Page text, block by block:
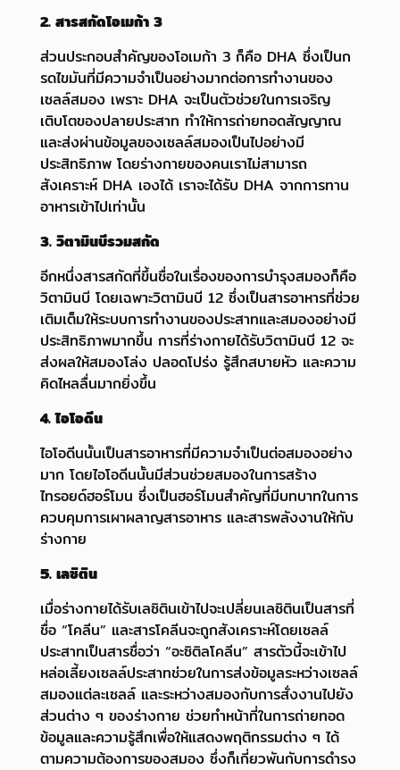
2. สารสกัดโอเมก้า 3
ส่วนประกอบสำคัญของโอเมก้า 3 ก็คือ DHA ซึ่งเป็นก
รดไขมันที่มีความจำเป็นอย่างมากต่อการทำงานของ
เซลล์สมอง เพราะ DHA จะเป็นตัวช่วยในการเจริญ
เติบโตของปลายประสาท ทำให้การถ่ายทอดสัญญาณ
และส่งผ่านข้อมูลของเซลล์สมองเป็นไปอย่างมี
ประสิทธิภาพ โดยร่างกายของคนเราไม่สามารถ
สังเคราะห์ DHA เองได้ เราจะได้รับ DHA จากการทาน
อาหารเข้าไปเท่านั้น
3. วิตามินบีรวมสกัด
อีกหนึ่งสารสกัดที่ขึ้นชื่อในเรื่องของการบำรุงสมองก็คือ
วิตามินบี โดยเฉพาะวิตามินบี 12 ซึ่งเป็นสารอาหารที่ช่วย
เติมเต็มให้ระบบการทำงานของประสาทและสมองอย่างมี
ประสิทธิภาพมากขึ้น การที่ร่างกายได้รับวิตามินบี 12 จะ
ส่งผลให้สมองโล่ง ปลอดโปร่ง รู้สึกสบายหัว และความ
คิดไหลลื่นมากยิ่งขึ้น
4. ไอโอดีน
ไอโอดีนนั้นเป็นสารอาหารที่มีความจำเป็นต่อสมองอย่าง
มาก โดยไอโอดีนนั้นมีส่วนช่วยสมองในการสร้าง
ไทรอยด์ฮอร์โมน ซึ่งเป็นฮอร์โมนสำคัญที่มีบทบาทในการ
ควบคุมการเผาผลาญสารอาหาร และสารพลังงานให้กับ
ร่างกาย
5. เลซิติน
เมื่อร่างกายได้รับเลซิตินเข้าไปจะเปลี่ยนเลซิตินเป็นสารที่
ชื่อ “โคลีน” และสารโคลีนจะถูกสังเคราะห์โดยเซลล์
ประสาทเป็นสารชื่อว่า “อะซิติลโคลีน” สารตัวนี้จะเข้าไป
หล่อเลี้ยงเซลล์ประสาทช่วยในการส่งข้อมูลระหว่างเซลล์
สมองแต่ละเซลล์ และระหว่างสมองกับการสั่งงานไปยัง
ส่วนต่าง ๆ ของร่างกาย ช่วยทำหน้าที่ในการถ่ายทอด
ข้อมูลและความรู้สึกเพื่อให้แสดงพฤติกรรมต่าง ๆ ได้
ตามความต้องการของสมอง ซึ่งก็เกี่ยวพันกับการดำรง